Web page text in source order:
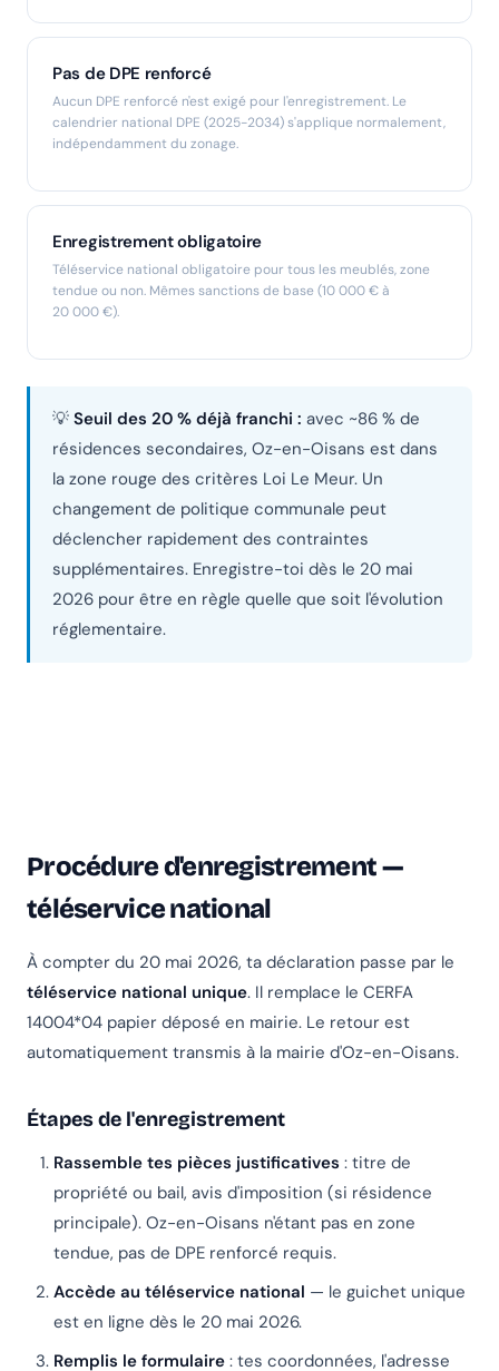
Pas de DPE renforcé
Aucun DPE renforcé n'est exigé pour l'enregistrement. Le
calendrier national DPE (2025-2034) s'applique normalement,
indépendamment du zonage.
Enregistrement obligatoire
Téléservice national obligatoire pour tous les meublés, zone
tendue ou non. Mêmes sanctions de base (10 000 € à
20 000 €).
💡 Seuil des 20 % déjà franchi : avec ~86 % de
résidences secondaires, Oz-en-Oisans est dans
la zone rouge des critères Loi Le Meur. Un
changement de politique communale peut
déclencher rapidement des contraintes
supplémentaires. Enregistre-toi dès le 20 mai
2026 pour être en règle quelle que soit l'évolution
réglementaire.
Procédure d'enregistrement —
téléservice national
À compter du 20 mai 2026, ta déclaration passe par le
téléservice national unique. Il remplace le CERFA
14004*04 papier déposé en mairie. Le retour est
automatiquement transmis à la mairie d'Oz-en-Oisans.
Étapes de l'enregistrement
Rassemble tes pièces justificatives : titre de
propriété ou bail, avis d'imposition (si résidence
principale). Oz-en-Oisans n'étant pas en zone
tendue, pas de DPE renforcé requis.
Accède au téléservice national — le guichet unique
est en ligne dès le 20 mai 2026.
Remplis le formulaire : tes coordonnées, l'adresse